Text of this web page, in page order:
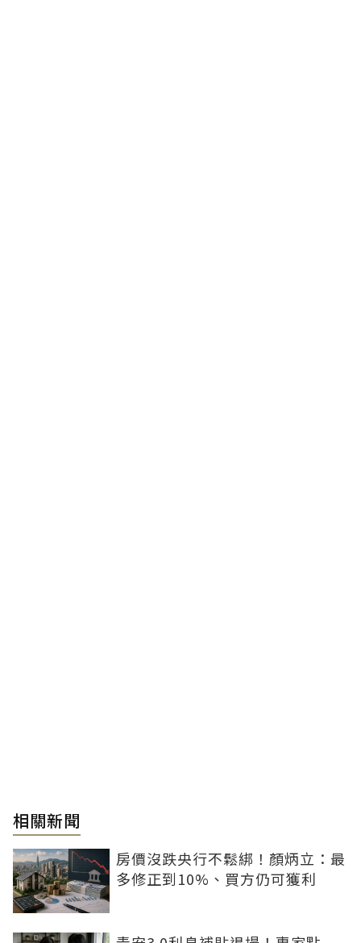
相關新聞
房價沒跌央行不鬆綁！顏炳立：最
多修正到10%、買方仍可獲利